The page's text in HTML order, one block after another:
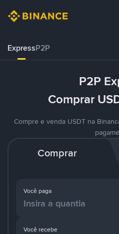
ExpressP2P
P2P
Comprar
Compre e venda USDT na
Comprar
Você paga
Você recebe